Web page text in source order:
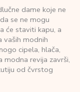
dame koje ne
se ne mogu
će staviti kapu, a
vaših modnih
cipela, hlača,
modna revija završi,
od čvrstog